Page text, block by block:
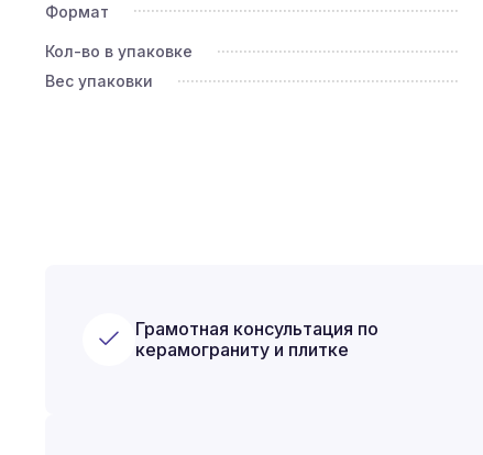
Формат
Кол-во в упаковке
Вес упаковки
Грамотная консультация по
керамограниту и плитке